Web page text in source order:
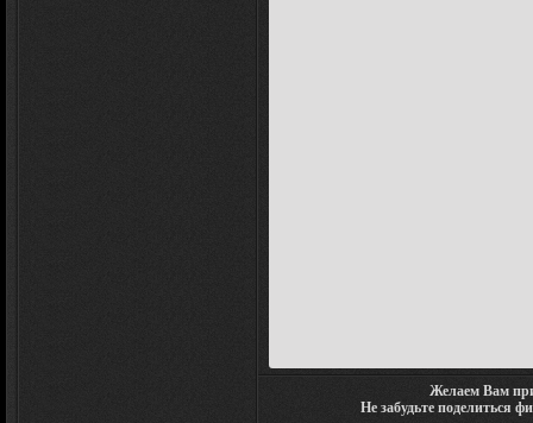
Желаем Вам
Не забудьте поделиться